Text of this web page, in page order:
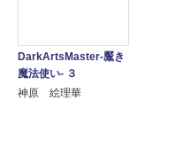
DarkArtsMaster-黶き
魔法使い- ３
神原 絵理華